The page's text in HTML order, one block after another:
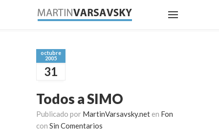
octubre
2005
31
Todos a SIMO
Publicado por MartinVarsavsky.net en Fon
con Sin Comentarios